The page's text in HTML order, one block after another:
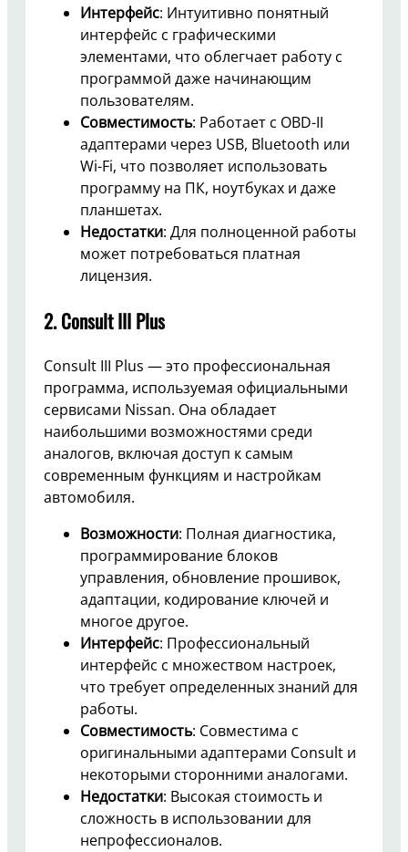
Интерфейс: Интуитивно понятный
интерфейс с графическими
элементами, что облегчает работу с
программой даже начинающим
пользователям.
Совместимость: Работает с OBD-II
адаптерами через USB, Bluetooth или
Wi-Fi, что позволяет использовать
программу на ПК, ноутбуках и даже
планшетах.
Недостатки: Для полноценной работы
может потребоваться платная
лицензия.
2.Consult III Plus
Consult III Plus — это профессиональная
программа, используемая официальными
сервисами Nissan. Она обладает
наибольшими возможностями среди
аналогов, включая доступ к самым
современным функциям и настройкам
автомобиля.
Возможности: Полная диагностика,
программирование блоков
управления, обновление прошивок,
адаптации, кодирование ключей и
многое другое.
Интерфейс: Профессиональный
интерфейс с множеством настроек,
что требует определенных знаний для
работы.
Совместимость: Совместима с
оригинальными адаптерами Consult и
некоторыми сторонними аналогами.
Недостатки: Высокая стоимость и
сложность в использовании для
непрофессионалов.